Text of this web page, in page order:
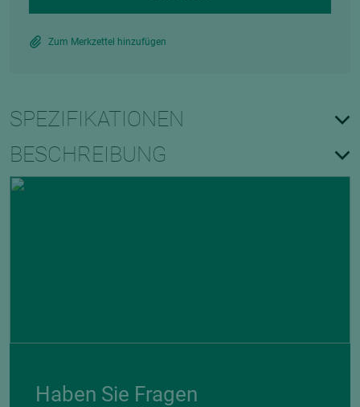
Zum Merkzettel hinzufügen
SPEZIFIKATIONEN
BESCHREIBUNG
Haben Sie Fragen